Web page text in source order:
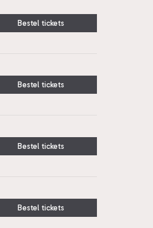
Bestel tickets
Bestel tickets
Bestel tickets
Bestel tickets